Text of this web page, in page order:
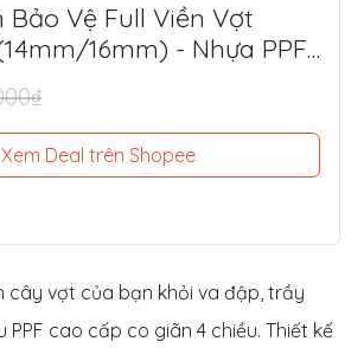
Bảo Vệ Full Viền Vợt
16mm) - Nhựa PPF
8.5mil
Xem Deal trên Shopee
cây vợt của bạn khỏi va đập, trầy
PPF cao cấp co giãn 4 chiều. Thiết kế